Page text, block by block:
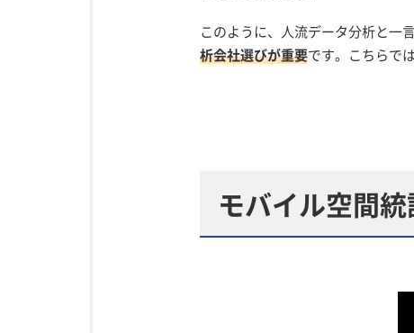
このように、人流データ分析と一
析会社選びが重要です。こちらで
モバイル空間